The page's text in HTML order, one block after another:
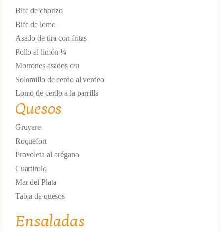
Bife de chorizo
Bife de lomo
Asado de tira con fritas
Pollo al limón ¼
Morrones asados c/u
Solomillo de cerdo al verdeo
Lomo de cerdo a la parrilla
Quesos
Gruyere
Roquefort
Provoleta al orégano
Cuartirolo
Mar del Plata
Tabla de quesos
Ensaladas